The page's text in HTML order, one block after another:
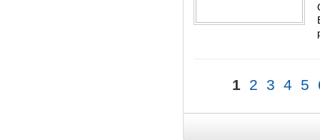
1 2 3 4 5